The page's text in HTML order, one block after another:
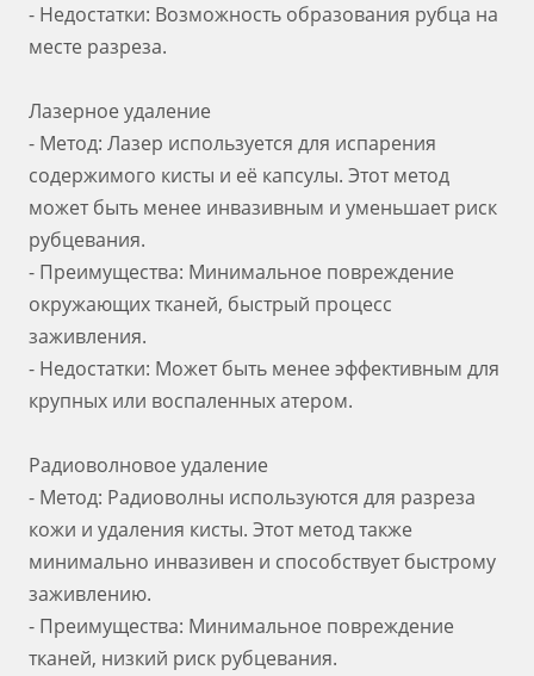
- Недостатки: Возможность образования рубца на
месте разреза.
Лазерное удаление
- Метод: Лазер используется для испарения
содержимого кисты и её капсулы. Этот метод
может быть менее инвазивным и уменьшает риск
рубцевания.
- Преимущества: Минимальное повреждение
окружающих тканей, быстрый процесс
заживления.
- Недостатки: Может быть менее эффективным для
крупных или воспаленных атером.
Радиоволновое удаление
- Метод: Радиоволны используются для разреза
кожи и удаления кисты. Этот метод также
минимально инвазивен и способствует быстрому
заживлению.
- Преимущества: Минимальное повреждение
тканей, низкий риск рубцевания.